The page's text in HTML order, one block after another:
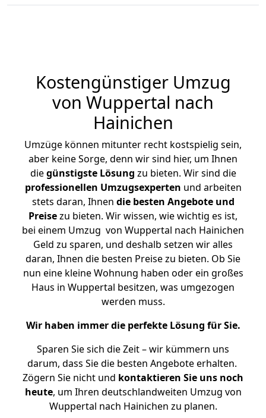
Kostengünstiger Umzug
von Wuppertal nach
Hainichen
Umzüge können mitunter recht kostspielig sein,
aber keine Sorge, denn wir sind hier, um Ihnen
diegünstigste Lösung zu bieten. Wir sind die
professionellen Umzugsexperten und arbeiten
stets daran, Ihnen die besten Angebote und
Preisezu bieten. Wir wissen, wie wichtig es ist,
bei einem Umzug von Wuppertal nach Hainichen
Geld zu sparen, und deshalb setzen wir alles
daran, Ihnen die besten Preise zu bieten. Ob Sie
nun eine kleine Wohnung haben oder ein großes
Haus in Wuppertal besitzen, was umgezogen
werden muss.
Wir haben immer die perfekte Lösung für Sie.
Sparen Sie sich die Zeit – wir kümmern uns
darum, dass Sie die besten Angebote erhalten.
Zögern Sie nicht und kontaktieren Sie uns noch
heute, um Ihren deutschlandweiten Umzug von
Wuppertal nach Hainichen zu planen.